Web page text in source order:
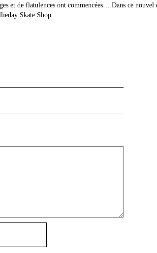
et de flatulences ont commencées… Dans ce
Skate Shop.